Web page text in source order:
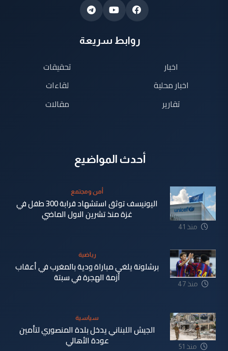
روابط سريعة
اخبار
اخبار محلية
تقارير
تحقيقات
لقاءات
مقالات
أحدث المواضيع
منذ 41
أمن ومجتمع
اليونيسف توثق استشهاد قرابة 300 طفل في
غزة منذ تشرين الاول الماضي
منذ 47
رياضية
برشلونة يلغي مباراة ودية بالمغرب في أعقاب
أزمة الهجرة في سبتة
منذ 51
سياسية
الجيش اللبناني يدخل بلدة المنصوري لتأمين
عودة الأهالي